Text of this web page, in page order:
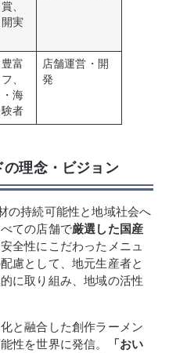
、
実
富
、
海
者
店舗運営・開
発
理念・ビジョン
の持続可能性と地域社会へ
ての店舗で厳選した国産
全性にこだわったメニュ
慮として、地元生産者と
に取り組み、地域の活性
と融合した創作ラーメン
性を世界に発信。
「おい